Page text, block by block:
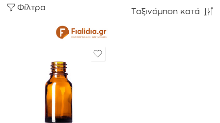
Φίλτρα Ταξινόμηση κατά